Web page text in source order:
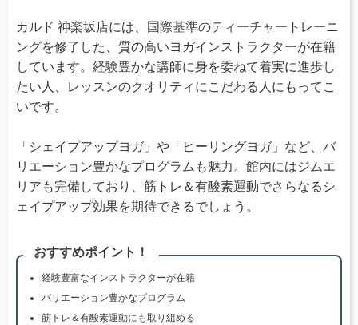
カルド 神楽坂店には、国際基準のティーチャートレーニ
ングを修了した、質の高いヨガインストラクターが在籍
しています。経験豊かな講師に身を委ねて着実に進歩し
たい人、レッスンのクオリティにこだわる人にもってこ
いです。
「シェイプアップヨガ」や「ヒーリングヨガ」など、バ
リエーション豊かなプログラムも魅力。館内にはジムエ
リアも完備しており、筋トレ＆有酸素運動でさらなるシ
ェイプアップ効果を期待できるでしょう。
おすすめポイント！
経験豊富なインストラクターが在籍
バリエーション豊かなプログラム
筋トレ＆有酸素運動にも取り組める